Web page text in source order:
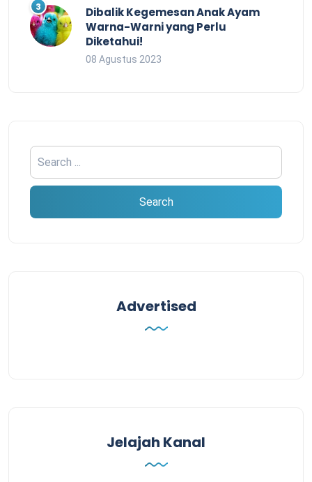
Dibalik Kegemesan Anak Ayam
Warna-Warni yang Perlu
Diketahui!
08 Agustus 2023
Advertised
Jelajah Kanal